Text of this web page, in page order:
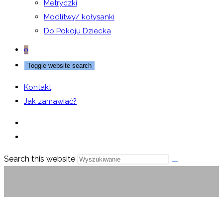
Metryczki
Modlitwy/ kołysanki
Do Pokoju Dziecka
0
Toggle website search
Kontakt
Jak zamawiać?
Search this website